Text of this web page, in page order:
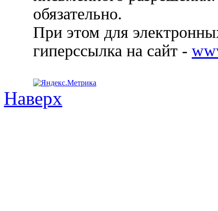
обязательно.
При этом для
гиперссылка на сайт -
Наверх